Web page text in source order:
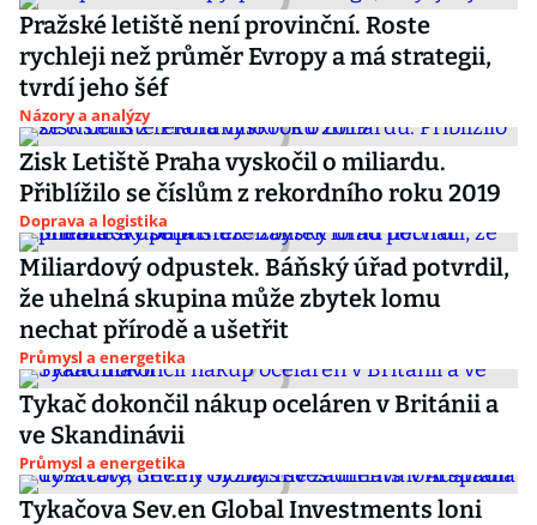
Pražské letiště není provinční. Roste
rychleji než průměr Evropy a má strategii,
tvrdí jeho šéf
Názory a analýzy
Zisk Letiště Praha vyskočil o miliardu.
Přiblížilo se číslům z rekordního roku 2019
Doprava a logistika
Miliardový odpustek. Báňský úřad potvrdil,
že uhelná skupina může zbytek lomu
nechat přírodě a ušetřit
Průmysl a energetika
Tykač dokončil nákup oceláren v Británii a
ve Skandinávii
Průmysl a energetika
Tykačova Sev.en Global Investments loni